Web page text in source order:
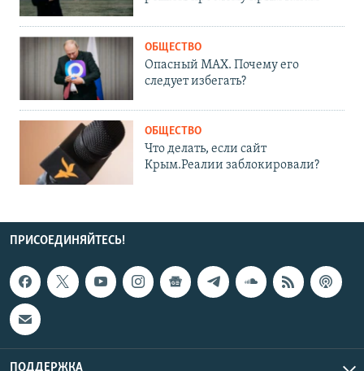
ОБЩЕСТВО
Опасный MAX. Почему его
следует избегать?
ОБЩЕСТВО
Что делать, если сайт
Крым.Реалии заблокировали?
ПРИСОЕДИНЯЙТЕСЬ!
ПОДДЕРЖКА